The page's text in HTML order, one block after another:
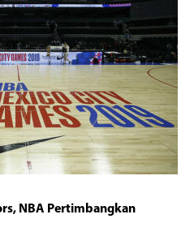
NBA Pertimbangkan